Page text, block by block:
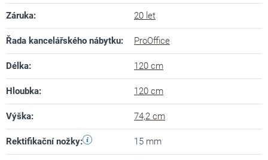
Záruka: 20 let
Řada kancelářského nábytku: ProOffice
Délka: 120 cm
Hloubka: 120 cm
Výška: 74,2 cm
Rektifikační nožky: 15 mm